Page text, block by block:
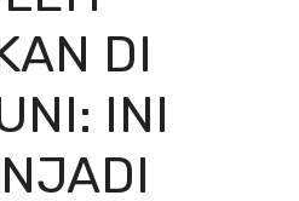
DI
INI